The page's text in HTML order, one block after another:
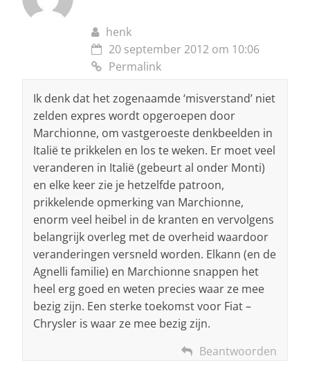
henk
20 september 2012 om 10:06
Permalink
Ik denk dat het zogenaamde ‘misverstand’ niet
zelden expres wordt opgeroepen door
Marchionne, om vastgeroeste denkbeelden in
Italië te prikkelen en los te weken. Er moet veel
veranderen in Italië (gebeurt al onder Monti)
en elke keer zie je hetzelfde patroon,
prikkelende opmerking van Marchionne,
enorm veel heibel in de kranten en vervolgens
belangrijk overleg met de overheid waardoor
veranderingen versneld worden. Elkann (en de
Agnelli familie) en Marchionne snappen het
heel erg goed en weten precies waar ze mee
bezig zijn. Een sterke toekomst voor Fiat –
Chrysler is waar ze mee bezig zijn.
Beantwoorden